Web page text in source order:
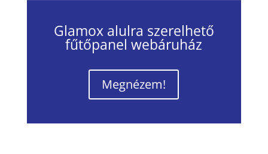
Glamox alulra szerelhető
fűtőpanel webáruház
Megnézem!